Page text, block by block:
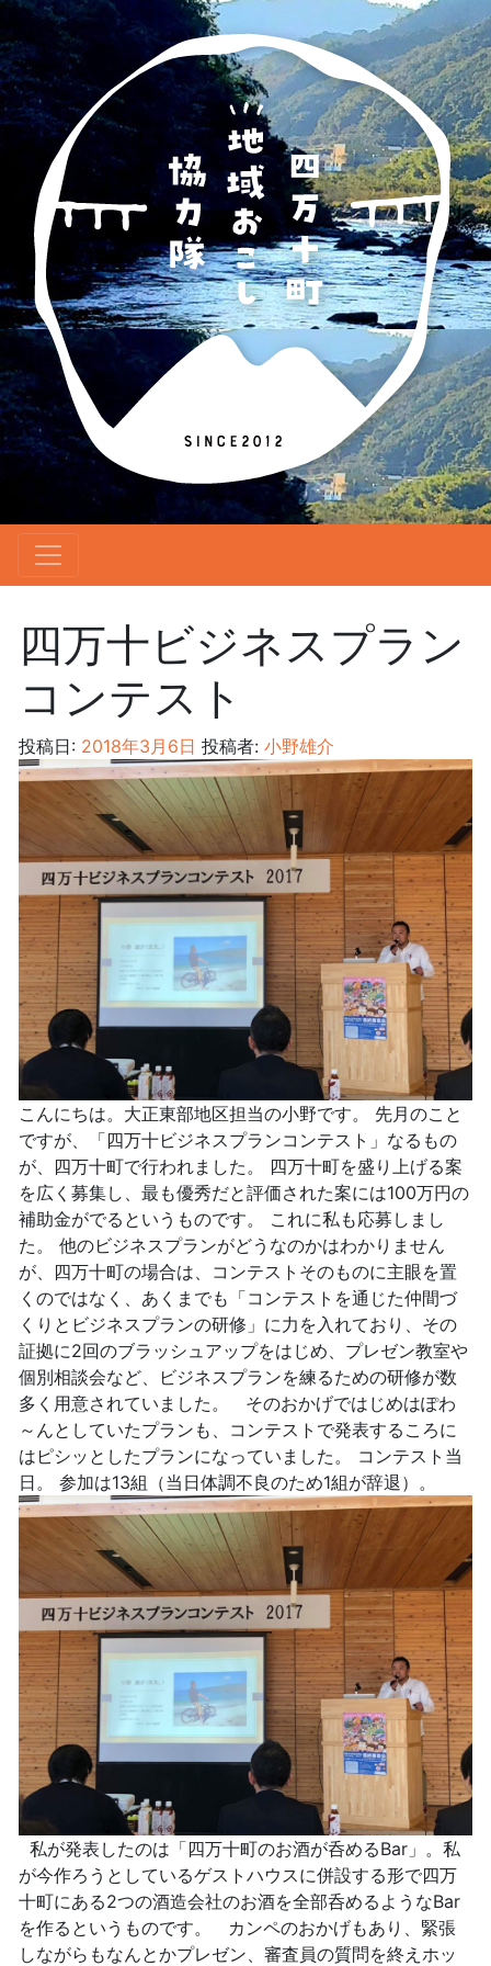
四万十ビジネスプラン
コンテスト
投稿日: 2018年3月6日 投稿者: 小野雄介
こんにちは。大正東部地区担当の小野です。 先月のこと
ですが、「四万十ビジネスプランコンテスト」なるもの
が、四万十町で行われました。 四万十町を盛り上げる案
を広く募集し、最も優秀だと評価された案には100万円の
補助金がでるというものです。 これに私も応募しまし
た。 他のビジネスプランがどうなのかはわかりません
が、四万十町の場合は、コンテストそのものに主眼を置
くのではなく、あくまでも「コンテストを通じた仲間づ
くりとビジネスプランの研修」に力を入れており、その
証拠に2回のブラッシュアップをはじめ、プレゼン教室や
個別相談会など、ビジネスプランを練るための研修が数
多く用意されていました。 そのおかげではじめはぽわ
～んとしていたプランも、コンテストで発表するころに
はピシッとしたプランになっていました。 コンテスト当
日。 参加は13組（当日体調不良のため1組が辞退）。
私が発表したのは「四万十町のお酒が呑めるBar」。私
が今作ろうとしているゲストハウスに併設する形で四万
十町にある2つの酒造会社のお酒を全部呑めるようなBar
を作るというものです。 カンペのおかげもあり、緊張
しながらもなんとかプレゼン、審査員の質問を終えホッ